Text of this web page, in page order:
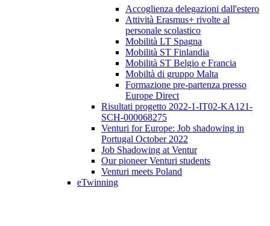
Accoglienza delegazioni dall'estero
Attività Erasmus+ rivolte al
personale scolastico
Mobilità LT Spagna
Mobilità ST Finlandia
Mobilità ST Belgio e Francia
Mobiltà di gruppo Malta
Formazione pre-partenza presso
Europe Direct
Risultati progetto 2022-1-IT02-KA121-
SCH-000068275
Venturi for Europe: Job shadowing in
Portugal October 2022
Job Shadowing at Ventur
Our pioneer Venturi students
Venturi meets Poland
eTwinning